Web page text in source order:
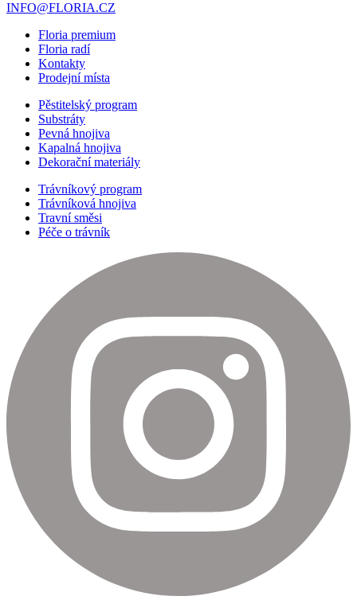
INFO@FLORIA.CZ
Floria premium
Floria radí
Kontakty
Prodejní místa
Pěstitelský program
Substráty
Pevná hnojiva
Kapalná hnojiva
Dekorační materiály
Trávníkový program
Trávníková hnojiva
Travní směsi
Péče o trávník